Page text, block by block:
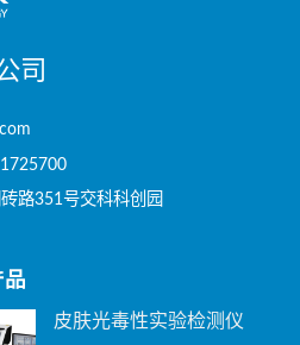
司
路351号交科科创园
品
皮肤光毒性实验检测仪